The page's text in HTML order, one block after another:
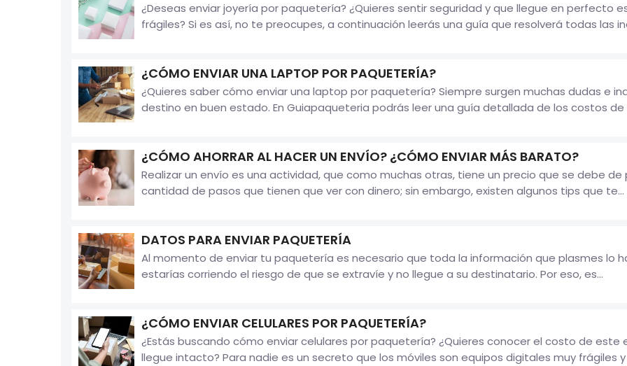
¿Deseas enviar joyería por paquetería? ¿Quieres sentir seguridad y que llegue en perfecto
frágiles? Si es así, no te preocupes, a continuación leerás una guía que resolverá todas las
¿CÓMO ENVIAR UNA LAPTOP POR PAQUETERÍA?
¿Quieres saber cómo enviar una laptop por paquetería? Siempre surgen muchas dudas e
destino en buen estado. En Guiapaqueteria podrás leer una guía detallada de los costos de
¿CÓMO AHORRAR AL HACER UN ENVÍO? ¿CÓMO ENVIAR MÁS BARATO?
Realizar un envío es una actividad, que como muchas otras, tiene un precio que se debe
cantidad de pasos que tienen que ver con dinero; sin embargo, existen algunos tips que te...
DATOS PARA ENVIAR PAQUETERÍA
Al momento de enviar tu paquetería es necesario que toda la información que plasmes lo
estarías corriendo el riesgo de que se extravíe y no llegue a su destinatario. Por eso, es...
¿CÓMO ENVIAR CELULARES POR PAQUETERÍA?
¿Estás buscando cómo enviar celulares por paquetería? ¿Quieres conocer el costo de
llegue intacto? Para nadie es un secreto que los móviles son equipos digitales muy frágiles